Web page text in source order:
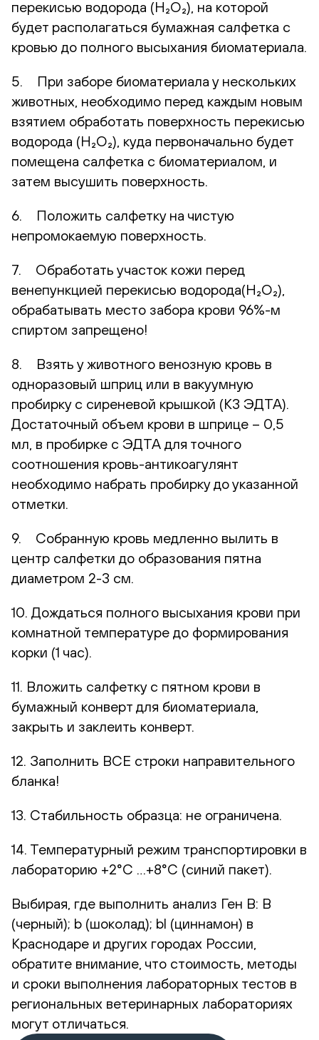
перекисью водорода (H₂O₂), на которой
будет располагаться бумажная салфетка с
кровью до полного высыхания биоматериала.
5. При заборе биоматериала у нескольких
животных, необходимо перед каждым новым
взятием обработать поверхность перекисью
водорода (H₂O₂), куда первоначально будет
помещена салфетка с биоматериалом, и
затем высушить поверхность.
6. Положить салфетку на чистую
непромокаемую поверхность.
7. Обработать участок кожи перед
венепункцией перекисью водорода(H₂O₂),
обрабатывать место забора крови 96%-м
спиртом запрещено!
8. Взять у животного венозную кровь в
одноразовый шприц или в вакуумную
пробирку с сиреневой крышкой (К3 ЭДТА).
Достаточный объем крови в шприце – 0,5
мл, в пробирке с ЭДТА для точного
соотношения кровь-антикоагулянт
необходимо набрать пробирку до указанной
отметки.
9. Собранную кровь медленно вылить в
центр салфетки до образования пятна
диаметром 2-3 см.
10. Дождаться полного высыхания крови при
комнатной температуре до формирования
корки (1 час).
11. Вложить салфетку с пятном крови в
бумажный конверт для биоматериала,
закрыть и заклеить конверт.
12. Заполнить ВСЕ строки направительного
бланка!
13. Стабильность образца: не ограничена.
14. Температурный режим транспортировки в
лабораторию +2°С …+8°С (синий пакет).
Выбирая, где выполнить анализ Ген B: B
(черный); b (шоколад); bl (циннамон) в
Краснодаре и других городах России,
обратите внимание, что стоимость, методы
и сроки выполнения лабораторных тестов в
региональных ветеринарных лабораториях
могут отличаться.